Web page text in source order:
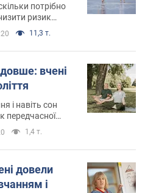
потрібно
ризик
11,3 т.
вчені
і навіть сон
передчасної
1,4 т.
довели
і